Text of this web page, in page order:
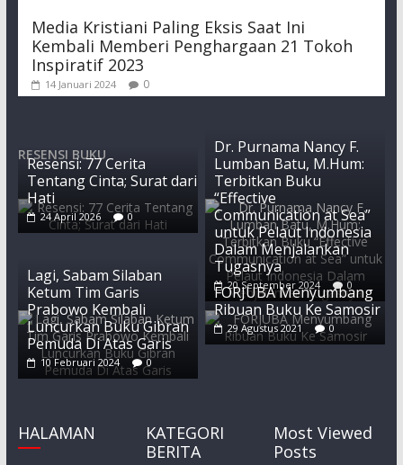
Media Kristiani Paling Eksis Saat Ini
Kembali Memberi Penghargaan 21 Tokoh
Inspiratif 2023
14 Januari 2024 0
RESENSI BUKU
Resensi: 77 Cerita
Tentang Cinta; Surat dari
Hati
24 April 2026 0
Dr. Purnama Nancy F.
Lumban Batu, M.Hum:
Terbitkan Buku
“Effective
Communication at Sea”
untuk Pelaut Indonesia
Dalam Menjalankan
Tugasnya
20 September 2024 0
Lagi, Sabam Silaban
Ketum Tim Garis
Prabowo Kembali
Luncurkan Buku Gibran
Pemuda Di Atas Garis
10 Februari 2024 0
FORJUBA Menyumbang
Ribuan Buku Ke Samosir
29 Agustus 2021 0
HALAMAN
KATEGORI
BERITA
Most Viewed
Posts